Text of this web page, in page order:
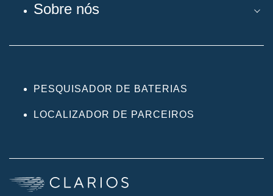
Sobre nós
PESQUISADOR DE BATERIAS
LOCALIZADOR DE PARCEIROS